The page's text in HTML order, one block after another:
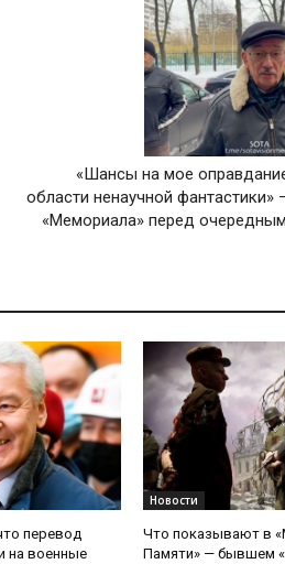
«Шансы на мое
области ненаучной фантастики»
«Мемориала» перед
перевод
на военные
Новости
Что показывают в
Памяти» — бывшем